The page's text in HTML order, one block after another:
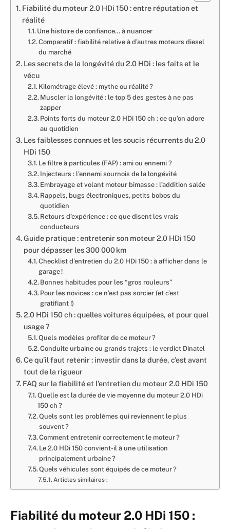
Fiabilité du moteur 2.0 HDi 150 : entre réputation et
réalité
Une histoire de confiance… à nuancer
Comparatif : fiabilité relative à d’autres moteurs diesel
du marché
Les secrets de la longévité du 2.0 HDi : les faits et le
vécu
Kilométrage élevé : mythe ou réalité ?
Muscler la longévité : le top 5 des gestes à ne pas
zapper
Points forts du moteur 2.0 HDi 150 ch : ce qu’on adore
au quotidien
Les faiblesses connues et les soucis récurrents du 2.0
HDi 150
Le filtre à particules (FAP) : ami ou ennemi ?
Injecteurs : l’ennemi sournois de la longévité
Embrayage et volant moteur bimasse : l’addition salée
Rappels, bugs électroniques, petits bobos du
quotidien
Retours d’expérience : ce que disent les vrais
conducteurs
Guide pratique : entretenir son moteur 2.0 HDi 150
pour dépasser les 300 000 km
Checklist d’entretien du 2.0 HDi 150 : à afficher dans le
garage !
Bonnes habitudes pour les “gros rouleurs”
Pour les novices : ce n’est pas sorcier (et c’est
gratifiant !)
2.0 HDi 150 ch : quelles voitures équipées, et pour quel
usage ?
Quels modèles profiter de ce moteur ?
Conduite urbaine ou grands trajets : le verdict Dinatel
Ce qu’il faut retenir : investir dans la durée, c’est avant
tout de la rigueur
FAQ sur la fiabilité et l’entretien du moteur 2.0 HDi 150
Quelle est la durée de vie moyenne du moteur 2.0 HDi
150 ch ?
Quels sont les problèmes qui reviennent le plus
souvent ?
Comment entretenir correctement le moteur ?
Le 2.0 HDi 150 convient-il à une utilisation
principalement urbaine ?
Quels véhicules sont équipés de ce moteur ?
Articles similaires :
Fiabilité du moteur 2.0 HDi 150 :